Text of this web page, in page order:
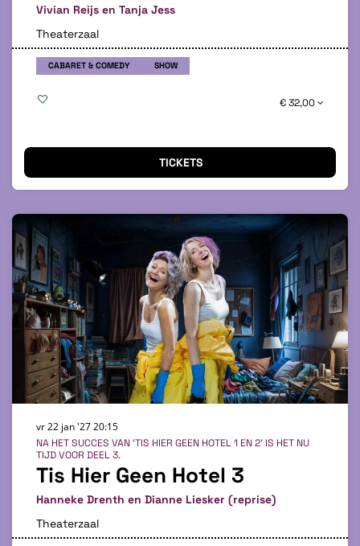
Vivian Reijs en Tanja Jess
Theaterzaal
CABARET & COMEDY SHOW
€ 32,00
TICKETS
Tis Hier Geen Hotel 3
Hanneke Drenth en Dianne Liesker (reprise)
NA HET SUCCES VAN ‘TIS HIER GEEN HOTEL 1 EN 2’ IS HET NU
TIJD VOOR DEEL 3.
vr 22 jan '2720:15
Theaterzaal